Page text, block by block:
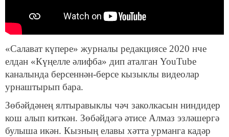
«Салават күпере» журналы редакциясе 2020 нче
елдан «Күңелле әлифба» дип аталган YouTube
каналында берсеннән-берсе кызыклы видеолар
урнаштырып бара.
Зөбәйдәнең ялтыравыклы чәч заколкасын ниндидер
кош алып киткән. Зөбәйдәгә әтисе Алмаз эзләшергә
булыша икән. Кызның елавы хәтта урманга кадәр